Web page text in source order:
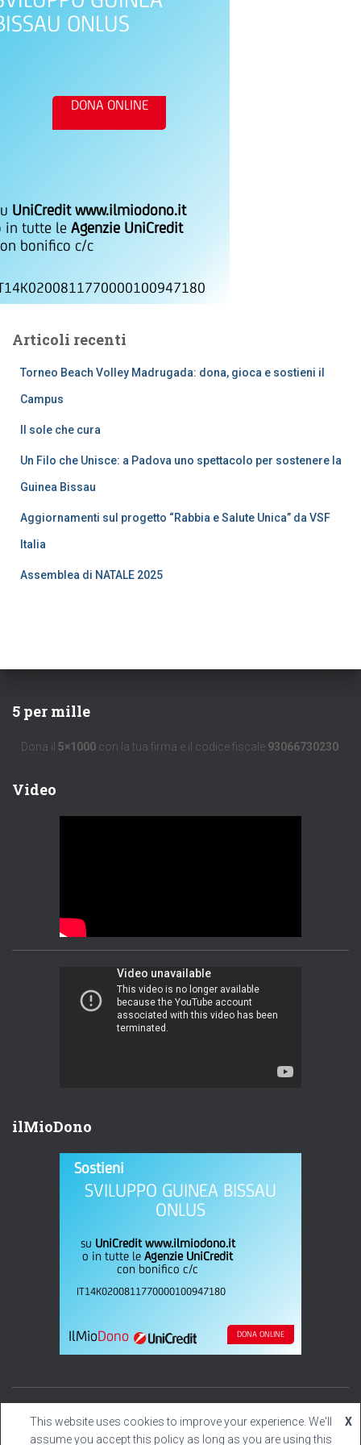
ONLUS
UniCredit www.ilmiodono.it
in tutte le Agenzie UniCredit
bonifico c/c
DONA ONLINE
Articoli recenti
Torneo Beach Volley Madrugada: dona, gioca e sostieni il
Campus
Il sole che cura
Un Filo che Unisce: a Padova uno spettacolo per sostenere la
Guinea Bissau
Aggiornamenti sul progetto “Rabbia e Salute Unica” da VSF
Italia
Assemblea di NATALE 2025
5 per mille
Dona il 5×1000con la tua firma e il codice fiscale 93066730230.
Video
ilMioDono
Sostieni
SVILUPPO GUINEA BISSAU
ONLUS
su UniCredit www.ilmiodono.it
o in tutte le Agenzie UniCredit
con bonifico c/c
IT14K0200811770000100947180
DONA ONLINE
IlMioDono
Hestia | Sviluppato da
ThemeIsle
This website uses cookies to improve your experience. We'll
assume you accept this policy as long as you are using this
X